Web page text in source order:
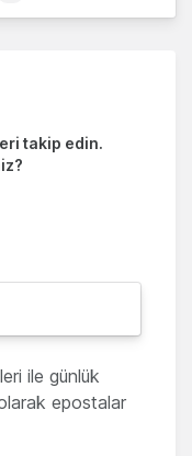
takip edin.
ile günlük
epostalar